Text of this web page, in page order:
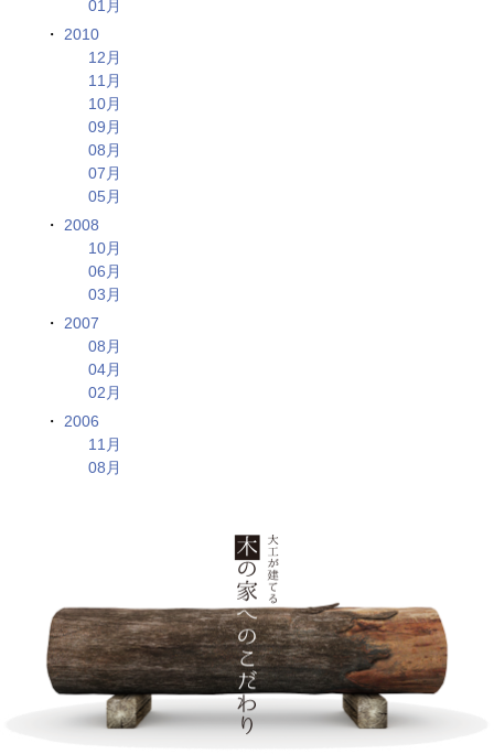
01月
2010
12月
11月
10月
09月
08月
07月
05月
2008
10月
06月
03月
2007
08月
04月
02月
2006
11月
08月